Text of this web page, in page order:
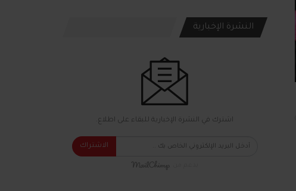
النشرة الإخبارية
اشترك في النشرة الإخبارية للبقاء على اطلاع.
الاشتراك